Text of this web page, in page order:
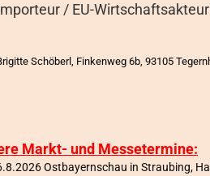
/ EU-Wirtschaftsakteur
Schöberl, Finkenweg 6b, 93105
Markt- und Messetermine:
Ostbayernschau in Straubing,